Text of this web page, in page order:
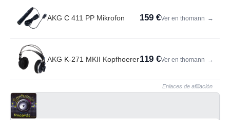
AKG C 411 PP Mikrofon 159 €Ver en thomann →
AKG K-271 MKII Kopfhoerer119 €Ver en thomann →
Enlaces de afiliación